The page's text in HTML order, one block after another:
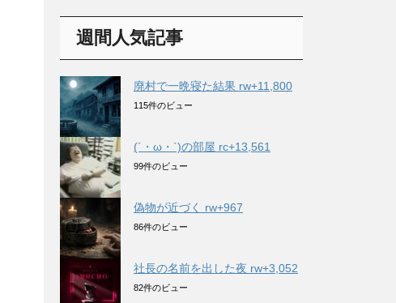
週間人気記事
廃村で一晩寝た結果 rw+11,800
115件のビュー
(´・ω・`)の部屋 rc+13,561
99件のビュー
偽物が近づく rw+967
86件のビュー
社長の名前を出した夜 rw+3,052
82件のビュー